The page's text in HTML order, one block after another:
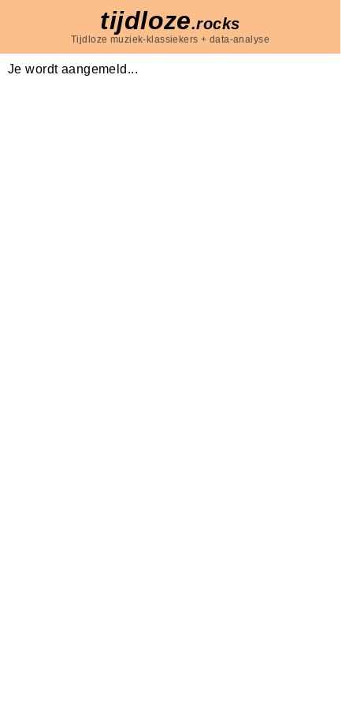
tijdloze.rocks
Tijdloze muziek-klassiekers + data-analyse
Je wordt aangemeld...